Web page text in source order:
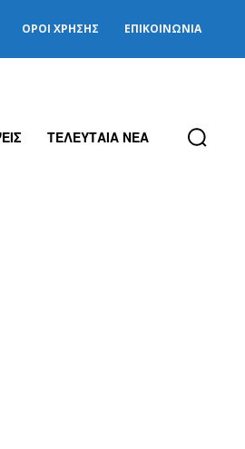
ΌΡΟΙ ΧΡΉΣΗΣ ΕΠΙΚΟΙΝΩΝΊΑ
ΤΕΛΕΥΤΑΙΑ ΝΕΑ